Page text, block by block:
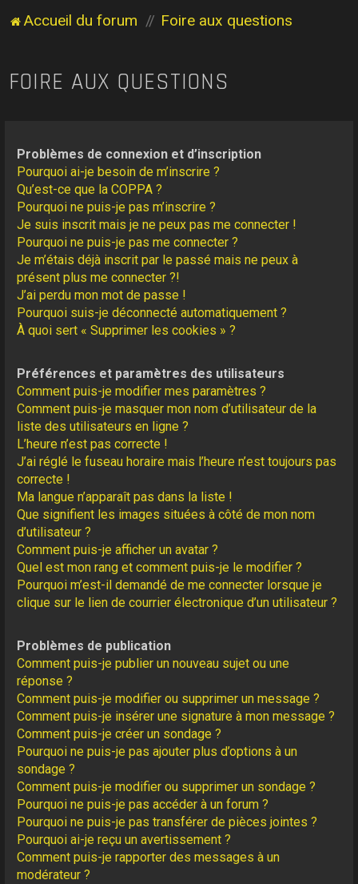
Accueil du forum Foire aux questions
FOIRE AUX QUESTIONS
Problèmes de connexion et d’inscription
Pourquoi ai-je besoin de m’inscrire ?
Qu’est-ce que la COPPA ?
Pourquoi ne puis-je pas m’inscrire ?
Je suis inscrit mais je ne peux pas me connecter !
Pourquoi ne puis-je pas me connecter ?
Je m’étais déjà inscrit par le passé mais ne peux à
présent plus me connecter ?!
J’ai perdu mon mot de passe !
Pourquoi suis-je déconnecté automatiquement ?
À quoi sert « Supprimer les cookies » ?
Préférences et paramètres des utilisateurs
Comment puis-je modifier mes paramètres ?
Comment puis-je masquer mon nom d’utilisateur de la
liste des utilisateurs en ligne ?
L’heure n’est pas correcte !
J’ai réglé le fuseau horaire mais l’heure n’est toujours pas
correcte !
Ma langue n’apparaît pas dans la liste !
Que signifient les images situées à côté de mon nom
d’utilisateur ?
Comment puis-je afficher un avatar ?
Quel est mon rang et comment puis-je le modifier ?
Pourquoi m’est-il demandé de me connecter lorsque je
clique sur le lien de courrier électronique d’un utilisateur ?
Problèmes de publication
Comment puis-je publier un nouveau sujet ou une
réponse ?
Comment puis-je modifier ou supprimer un message ?
Comment puis-je insérer une signature à mon message ?
Comment puis-je créer un sondage ?
Pourquoi ne puis-je pas ajouter plus d’options à un
sondage ?
Comment puis-je modifier ou supprimer un sondage ?
Pourquoi ne puis-je pas accéder à un forum ?
Pourquoi ne puis-je pas transférer de pièces jointes ?
Pourquoi ai-je reçu un avertissement ?
Comment puis-je rapporter des messages à un
modérateur ?